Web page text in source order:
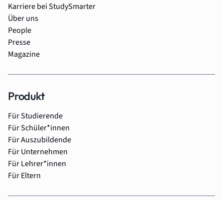
Karriere bei StudySmarter
Über uns
People
Presse
Magazine
Produkt
Für Studierende
Für Schüler*innen
Für Auszubildende
Für Unternehmen
Für Lehrer*innen
Für Eltern